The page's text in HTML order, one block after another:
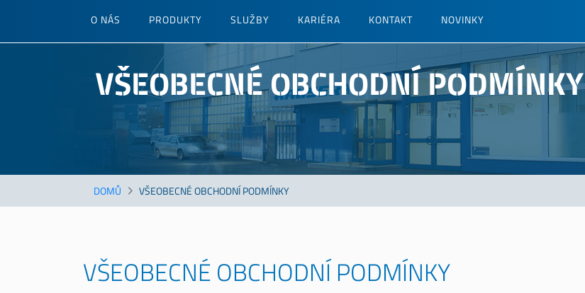
hlavnímu
O NÁS PRODUKTY SLUŽBY KARIÉRA KONTAKT NOVINKY
VŠEOBECNÉ OBCHODNÍ PODMÍNKY
DOMŮ VŠEOBECNÉ OBCHODNÍ PODMÍNKY
VŠEOBECNÉ OBCHODNÍ PODMÍNKY